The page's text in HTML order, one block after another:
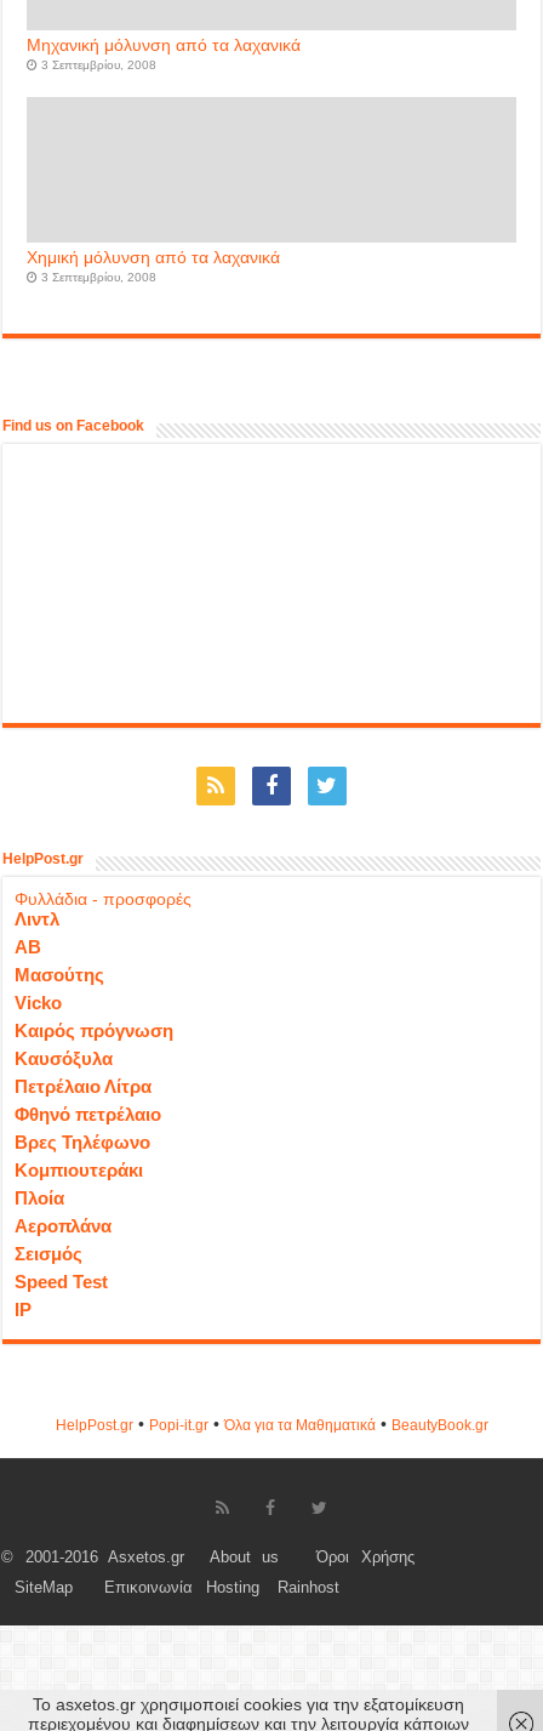
Μηχανική μόλυνση από τα λαχανικά
3 Σεπτεμβρίου, 2008
Χημική μόλυνση από τα λαχανικά
3 Σεπτεμβρίου, 2008
Find us on Facebook
HelpPost.gr
Φυλλάδια - προσφορές
Λιντλ
ΑΒ
Μασούτης
Vicko
Καιρός πρόγνωση
Καυσόξυλα
Πετρέλαιο Λίτρα
Φθηνό πετρέλαιο
Βρες Τηλέφωνο
Κομπιουτεράκι
Πλοία
Αεροπλάνα
Σεισμός
Speed Test
IP
HelpPost.gr• Popi-it.gr•Όλα για τα Μαθηματικά• ΒeautyΒook.gr
© 2001-2016 Asxetos.gr About us
Όροι Χρήσης
SiteMap
Επικοινωνία Hosting Rainhost
Το asxetos.gr χρησιμοποιεί cookies για την εξατομίκευση
περιεχομένου και διαφημίσεων και την λειτουργία κάποιων